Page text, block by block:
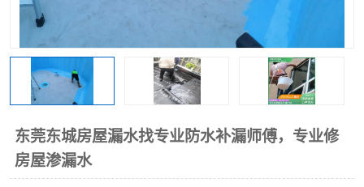
东莞东城房屋漏水找专业防水补漏师傅，专业修
房屋渗漏水